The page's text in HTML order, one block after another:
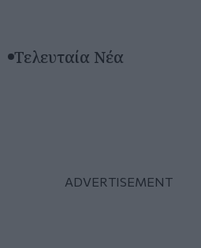
Τελευταία Νέα